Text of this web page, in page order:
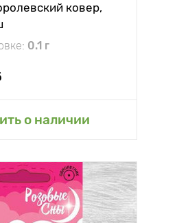
ковер,
0.1 г
о наличии